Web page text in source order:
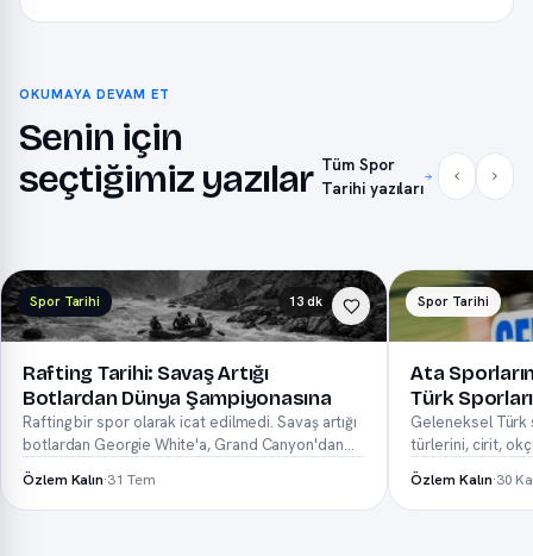
OKUMAYA DEVAM ET
Senin için
seçtiğimiz yazılar Tüm Spor
Tarihi yazıları
Spor Tarihi 13 dk
Rafting Tarihi: Savaş Artığı
Botlardan Dünya Şampiyonasına
Rafting bir spor olarak icat edilmedi. Savaş artığı
botlardan Georgie White'a, Grand Canyon'dan
Çoru...
Özlem Kalın·31 Tem
Spor Tarihi
Ata
Türk
Geleneksel Türk
türlerini, cirit,
Özlem Kalın·30